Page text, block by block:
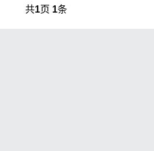
共1页 1条